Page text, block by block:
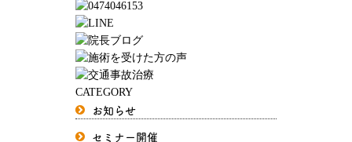
CATEGORY
お知らせ
セミナー開催